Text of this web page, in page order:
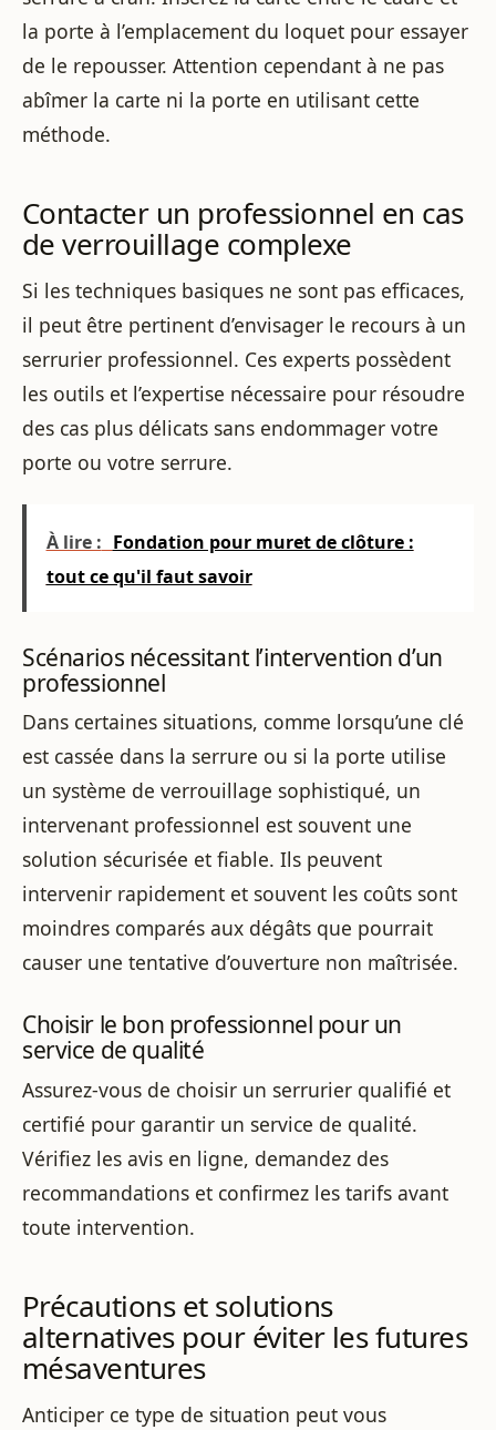
la porte à l’emplacement du loquet pour essayer
de le repousser. Attention cependant à ne pas
abîmer la carte ni la porte en utilisant cette
méthode.
Contacter un professionnel en cas
de verrouillage complexe
Si les techniques basiques ne sont pas efficaces,
il peut être pertinent d’envisager le recours à un
serrurier professionnel. Ces experts possèdent
les outils et l’expertise nécessaire pour résoudre
des cas plus délicats sans endommager votre
porte ou votre serrure.
À lire : Fondation pour muret de clôture :
tout ce qu'il faut savoir
Scénarios nécessitant l’intervention d’un
professionnel
Dans certaines situations, comme lorsqu’une clé
est cassée dans la serrure ou si la porte utilise
un système de verrouillage sophistiqué, un
intervenant professionnel est souvent une
solution sécurisée et fiable. Ils peuvent
intervenir rapidement et souvent les coûts sont
moindres comparés aux dégâts que pourrait
causer une tentative d’ouverture non maîtrisée.
Choisir le bon professionnel pour un
service de qualité
Assurez-vous de choisir un serrurier qualifié et
certifié pour garantir un service de qualité.
Vérifiez les avis en ligne, demandez des
recommandations et confirmez les tarifs avant
toute intervention.
Précautions et solutions
alternatives pour éviter les futures
mésaventures
Anticiper ce type de situation peut vous